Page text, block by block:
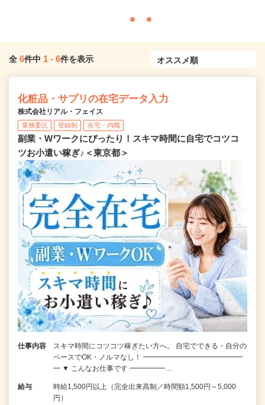
全 6件中 1 - 6件を表示
化粧品・サプリの在宅データ入力
株式会社リアル・フェイス
業務委託 登録制 在宅・内職
副業・Wワークにぴったり！スキマ時間に自宅でコツコ
ツお小遣い稼ぎ♪＜東京都＞
仕事内容
スキマ時間にコツコツ稼ぎたい方へ。 自宅でできる・自分の
ペースでOK・ノルマなし！ ━━━━━━━━━━━━━━
━ ▼ こんなお仕事です ━━━━━…
給与
時給1,500円以上（完全出来高制／時間額1,500円～5,000
円）